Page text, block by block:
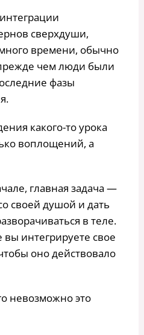
сверхдуши,
времени, обычно
чем люди были
фазы
какого-то урока
воплощений, а
главная задача —
своей душой и дать
в теле.
интегрируете свое
оно действовало
невозможно это